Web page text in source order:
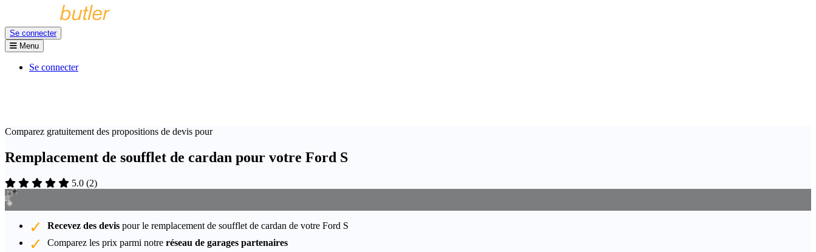
Se connecter
Menu
Se connecter
Comparez gratuitement des propositions de devis pour
Remplacement de soufflet de cardan pour votre Ford S
5.0 (2)
Recevez des devis pour le remplacement de soufflet de cardan de votre Ford S
Comparez les prix parmi notre réseau de garages partenaires